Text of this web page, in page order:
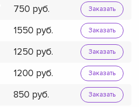
750 Заказать
1550 Заказать
1250 Заказать
1200 Заказать
850 Заказать